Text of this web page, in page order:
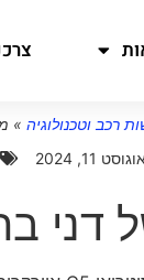
רכב וטכנולוגיה »
אוגוסט 11, 2024
בר מס'